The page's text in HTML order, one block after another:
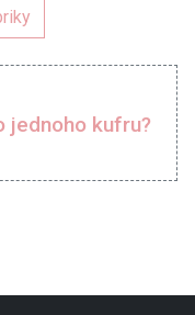
jednoho kufru?